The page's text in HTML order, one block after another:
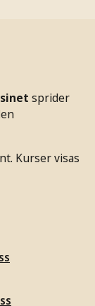
sprider
Kurser visas